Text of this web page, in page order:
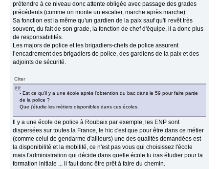
prétendre à ce niveau donc attente obligée avec passage des grades
précédents (comme on monte un escalier, marche après marche).
Sa fonction est la même qu'un gardien de la paix sauf qu'il revêt très
souvent, du fait de son grade, la fonction de chef d'équipe, il a donc plus
de responsabilités.
Les majors de police et les brigadiers-chefs de police assurent
l’encadrement des brigadiers de police, des gardiens de la paix et des
adjoints de sécurité.
Citer
- Est ce qu'il y a une école après l'obtention du bac dans le 59 pour faire partie
de la police ?
Que j'étudie les métiers disponibles dans ces écoles.
Il y a une école de police à Roubaix par exemple, les ENP sont
dispersées sur toutes la France, le hic c'est que pour être dans ce métier
(comme celui de gendarme d'ailleurs) une des qualités demandées est
la disponibilité et la mobilité, ce n'est pas vous qui choisissez l'école
mais l'administration qui décide dans quelle école tu iras étudier pour ta
formation initiale ... il faut donc être prêt à faire du chemin.